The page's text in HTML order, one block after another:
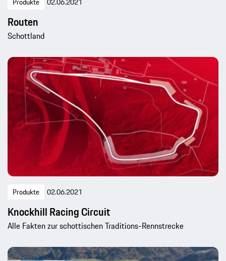
Produkte 02.06.2021
Routen
Schottland
Produkte 02.06.2021
Knockhill Racing Circuit
Alle Fakten zur schottischen Traditions-Rennstrecke